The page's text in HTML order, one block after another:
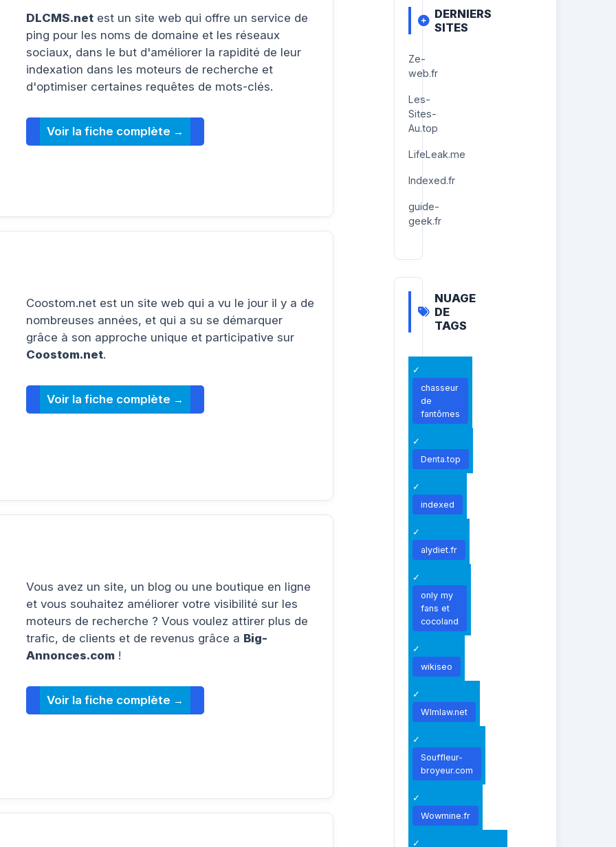
DLCMS.net est un site web qui offre un service de
ping pour les noms de domaine et les réseaux
sociaux, dans le but d'améliorer la rapidité de leur
indexation dans les moteurs de recherche et
d'optimiser certaines requêtes de mots-clés.
Voir la fiche complète
Coostom.net est un site web qui a vu le jour il y a de
nombreuses années, et qui a su se démarquer
grâce à son approche unique et participative sur
Coostom.net.
Voir la fiche complète
Vous avez un site, un blog ou une boutique en ligne
et vous souhaitez améliorer votre visibilité sur les
moteurs de recherche ? Vous voulez attirer plus de
trafic, de clients et de revenus grâce a Big-
Annonces.com !
Voir la fiche complète
DERNIERS
SITES
Ze-
web.fr
Les-
Sites-
Au.top
LifeLeak.me
Indexed.fr
guide-
geek.fr
NUAGE
DE
TAGS
chasseur
de
fantômes
Denta.top
indexed
alydiet.fr
only my
fans et
cocoland
wikiseo
Wlmlaw.net
Souffleur-
broyeur.com
Wowmine.fr